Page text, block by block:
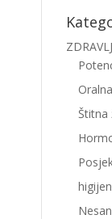
Štitna